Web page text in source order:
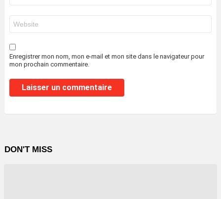
*
web
Enregistrer mon nom, mon e-mail et mon site dans le navigateur pour
mon prochain commentaire.
DON'T MISS